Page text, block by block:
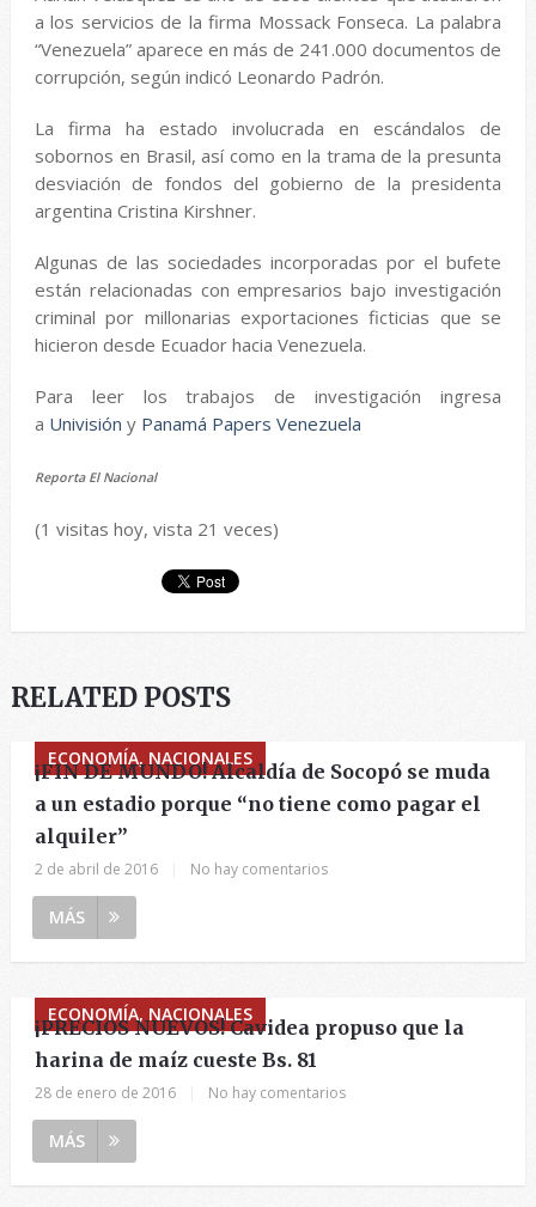
a los servicios de la firma Mossack Fonseca. La palabra
“Venezuela” aparece en más de 241.000 documentos de
corrupción, según indicó Leonardo Padrón.
La firma ha estado involucrada en escándalos de
sobornos en Brasil, así como en la trama de la presunta
desviación de fondos del gobierno de la presidenta
argentina Cristina Kirshner.
Algunas de las sociedades incorporadas por el bufete
están relacionadas con empresarios bajo investigación
criminal por millonarias exportaciones ficticias que se
hicieron desde Ecuador hacia Venezuela.
Para leer los trabajos de investigación ingresa
a Univisión y Panamá Papers Venezuela
Reporta El Nacional
(1 visitas hoy, vista 21 veces)
RELATED POSTS
ECONOMÍA, NACIONALES
¡FIN DE MUNDO! Alcaldía de Socopó se muda
a un estadio porque “no tiene como pagar el
alquiler”
2 de abril de 2016 No hay comentarios
MÁS
ECONOMÍA, NACIONALES
¡PRECIOS NUEVOS! Cavidea propuso que la
harina de maíz cueste Bs. 81
28 de enero de 2016 No hay comentarios
MÁS